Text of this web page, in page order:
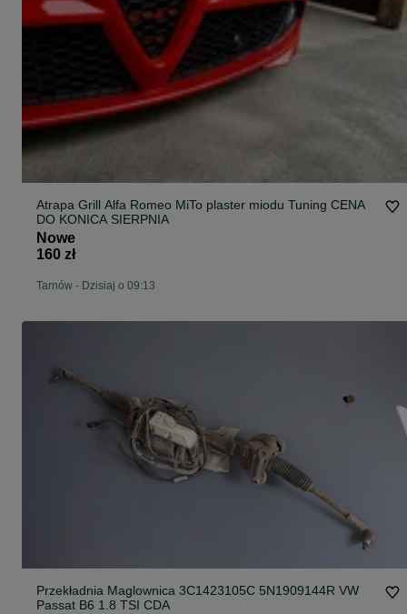
Atrapa Grill Alfa Romeo MiTo plaster miodu Tuning CENA
DO KONICA SIERPNIA
Nowe
160 zł
Tarnów - Dzisiaj o 09:13
Przekładnia Maglownica 3C1423105C 5N1909144R VW
Passat B6 1.8 TSI CDA